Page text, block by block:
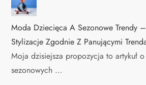
Moda Dziecięca A Sezonowe Trendy
Stylizacje Zgodnie Z Panującymi
Moja dzisiejsza propozycja to artykuł
sezonowych …